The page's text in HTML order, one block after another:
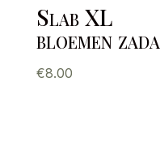
Slab XL
bloemen zada
€8.00